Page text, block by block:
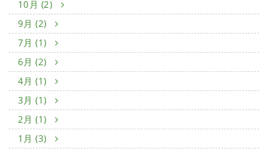
10月 (2)
9月 (2)
7月 (1)
6月 (2)
4月 (1)
3月 (1)
2月 (1)
1月 (3)